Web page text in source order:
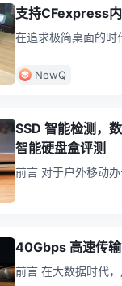
支持CFexpress
在追求极简桌面的时
NewQ
SSD 智能检测，
智能硬盘盒评测
前言 对于户外移动办公人士来说，最主要的就是资料随身行，就需要随身
携带 U 盘等存储设
40Gbps 高速传
前言 在大数据时代，用户能够对笔电、台式机等设备进行存储升级拓展，